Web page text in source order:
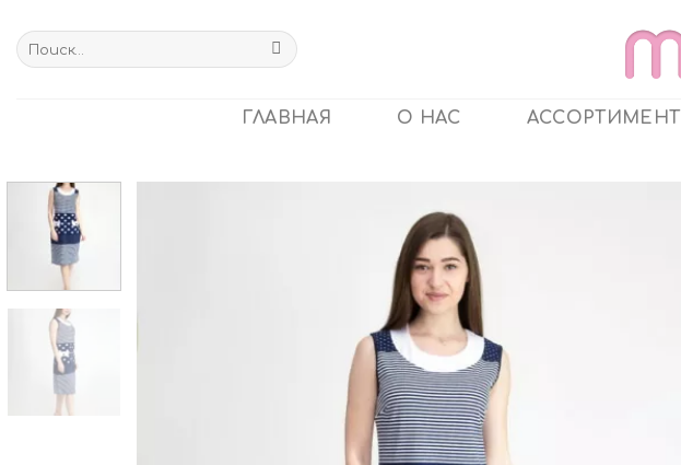
content
Искать:
ГЛАВНАЯ О НАС АССОРТИМЕНТ